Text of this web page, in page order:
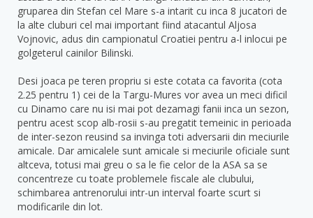
gruparea din Stefan cel Mare s-a intarit cu inca 8 jucatori de
la alte cluburi cel mai important fiind atacantul Aljosa
Vojnovic, adus din campionatul Croatiei pentru a-l inlocui pe
golgeterul cainilor Bilinski.
Desi joaca pe teren propriu si este cotata ca favorita (cota
2.25 pentru 1) cei de la Targu-Mures vor avea un meci dificil
cu Dinamo care nu isi mai pot dezamagi fanii inca un sezon,
pentru acest scop alb-rosii s-au pregatit temeinic in perioada
de inter-sezon reusind sa invinga toti adversarii din meciurile
amicale. Dar amicalele sunt amicale si meciurile oficiale sunt
altceva, totusi mai greu o sa le fie celor de la ASA sa se
concentreze cu toate problemele fiscale ale clubului,
schimbarea antrenorului intr-un interval foarte scurt si
modificarile din lot.